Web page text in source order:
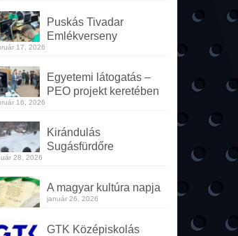
Puskás Tivadar
Emlékverseny
17, 2026
Egyetemi látogatás –
PEO projekt keretében
16, 2026
Kirándulás
Sugásfürdőre
28, 2026
A magyar kultúra napja
január 26, 2026
GTK Középiskolás